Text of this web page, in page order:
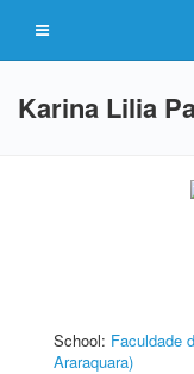
Karina Lilia
School: Faculdade
Araraquara)